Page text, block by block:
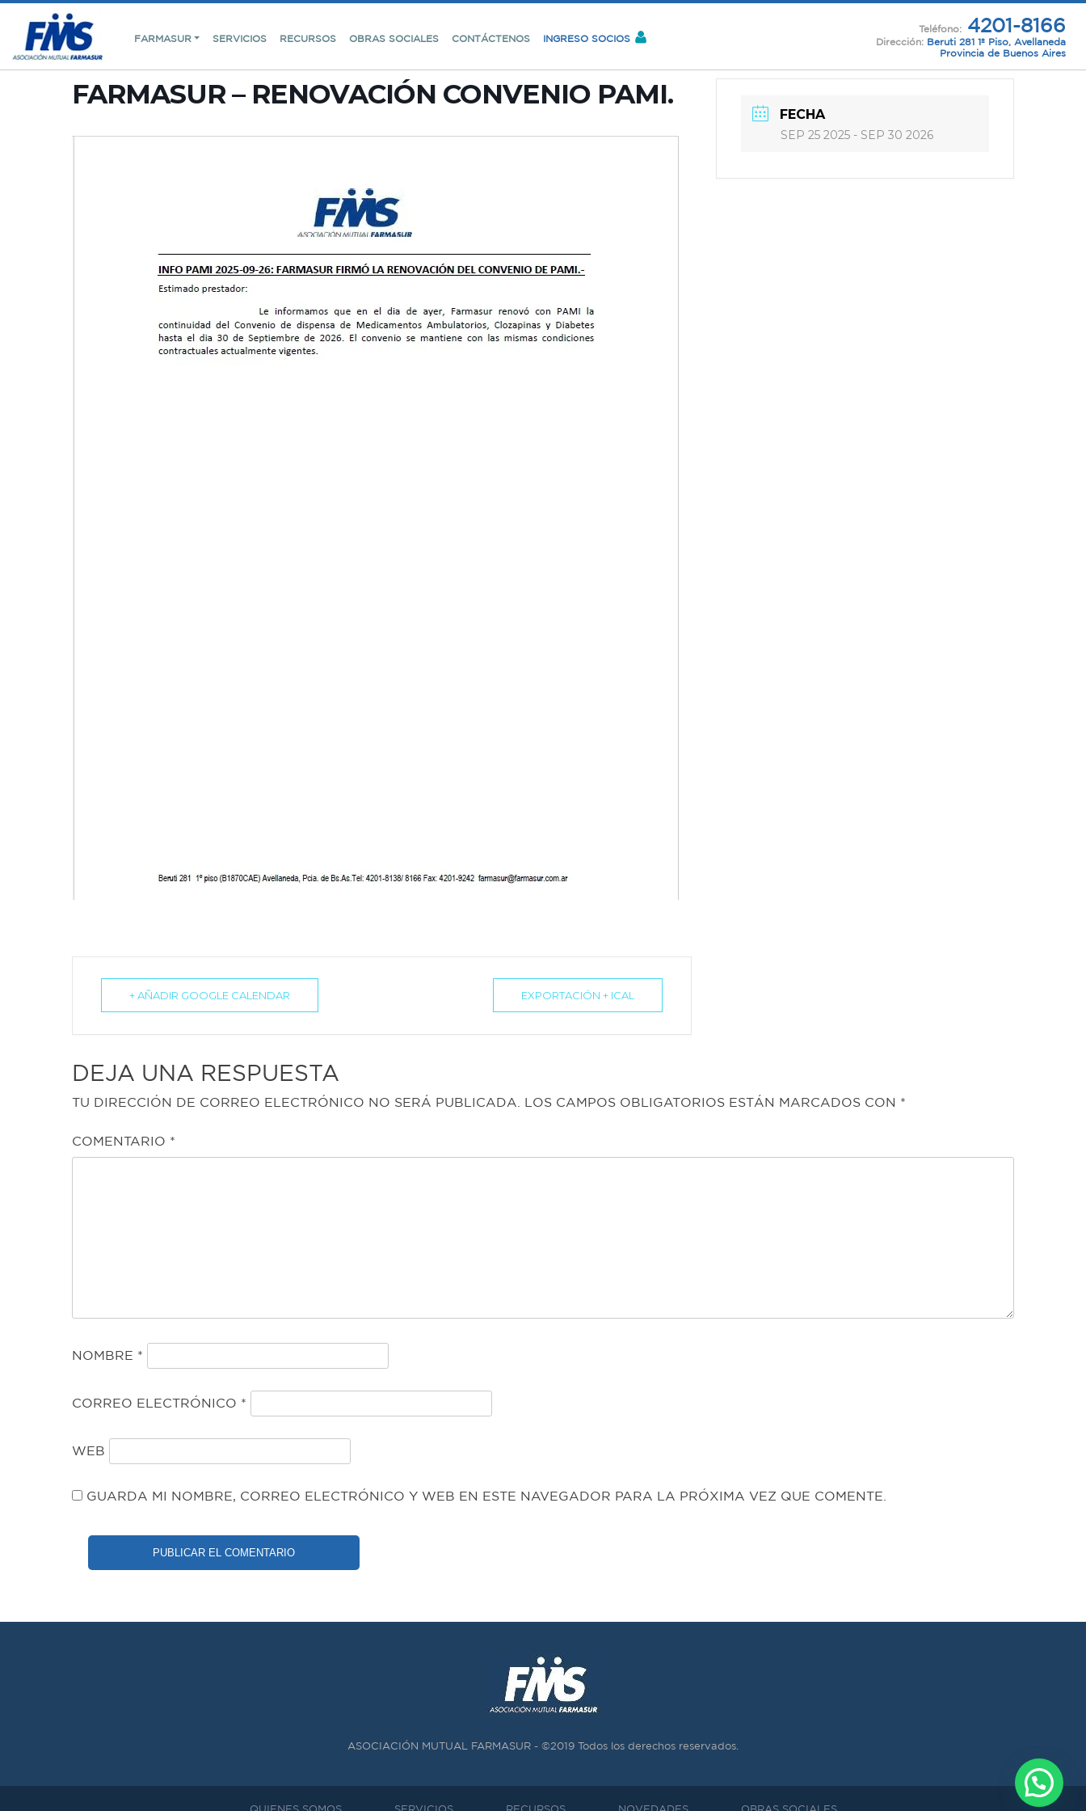
FARMASUR SERVICIOS RECURSOS OBRAS SOCIALES CONTÁCTENOS INGRESO SOCIOS
Teléfono: 4201-8166
Dirección: Beruti 281 1º Piso, Avellaneda
Provincia de Buenos Aires
FARMASUR – RENOVACIÓN CONVENIO PAMI.
+ AÑADIR GOOGLE CALENDAR EXPORTACIÓN + ICAL
FECHA
SEP 25 2025 - SEP 30 2026
DEJA UNA RESPUESTA
TU DIRECCIÓN DE CORREO ELECTRÓNICO NO SERÁ PUBLICADA. LOS CAMPOS OBLIGATORIOS ESTÁN MARCADOS CON *
COMENTARIO *
NOMBRE *
CORREO ELECTRÓNICO *
WEB
GUARDA MI NOMBRE, CORREO ELECTRÓNICO Y WEB EN ESTE NAVEGADOR PARA LA PRÓXIMA VEZ QUE COMENTE.
ASOCIACIÓN MUTUAL FARMASUR - ©2019 Todos los derechos reservados.